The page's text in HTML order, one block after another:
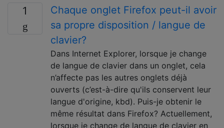
1
Chaque onglet Firefox peut-il avoir
sa propre disposition / langue de
clavier?
Dans Internet Explorer, lorsque je change
de langue de clavier dans un onglet, cela
n’affecte pas les autres onglets déjà
ouverts (c’est-à-dire qu'ils conservent leur
langue d'origine, kbd). Puis-je obtenir le
même résultat dans Firefox? Actuellement,
lorsque je change de langue de clavier en